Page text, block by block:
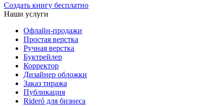
Создать книгу бесплатно
Наши услуги
Офлайн-продажи
Простая верстка
Ручная верстка
Буктрейлер
Корректор
Дизайнер обложки
Заказ тиража
Публикация
Rideró для бизнеса